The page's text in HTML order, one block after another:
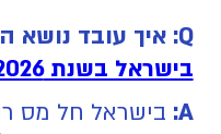
Q: איך עובד נושא ה
בישראל בשנת 2026?
A: